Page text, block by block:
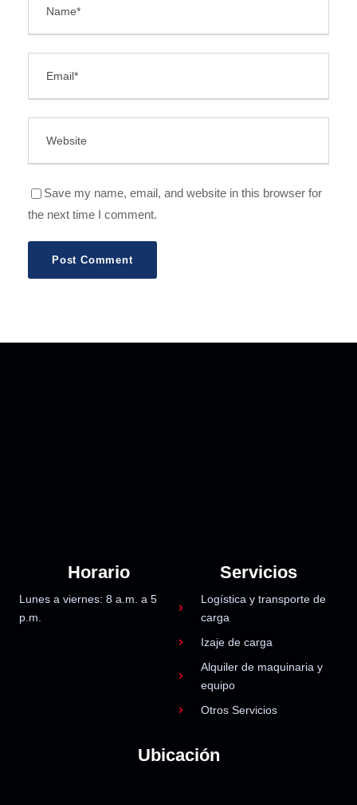
Save my name, email, and website in this browser for
the next time I comment.
Horario
Lunes a viernes: 8 a.m. a 5
p.m.
Servicios
Logística y transporte de
carga
Izaje de carga
Alquiler de maquinaria y
equipo
Otros Servicios
Ubicación